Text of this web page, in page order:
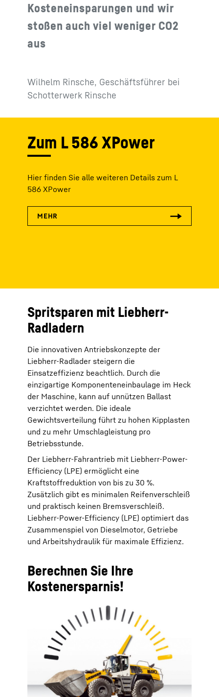
Kosteneinsparungen und wir
stoßen auch viel weniger CO2
aus
Wilhelm Rinsche, Geschäftsführer bei
Schotterwerk Rinsche
Zum L 586 XPower
Hier finden Sie alle weiteren Details zum L
586 XPower
Spritsparen mit Liebherr-
Radladern
Die innovativen Antriebskonzepte der
Liebherr-Radlader steigern die
Einsatzeffizienz beachtlich. Durch die
einzigartige Komponenteneinbaulage im Heck
der Maschine, kann auf unnützen Ballast
verzichtet werden. Die ideale
Gewichtsverteilung führt zu hohen Kipplasten
und zu mehr Umschlagleistung pro
Betriebsstunde.
Der Liebherr-Fahrantrieb mit Liebherr-Power-
Efficiency (LPE) ermöglicht eine
Kraftstoffreduktion von bis zu 30 %.
Zusätzlich gibt es minimalen Reifenverschleiß
und praktisch keinen Bremsverschleiß.
Liebherr-Power-Efficiency (LPE) optimiert das
Zusammenspiel von Dieselmotor, Getriebe
und Arbeitshydraulik für maximale Effizienz.
Berechnen Sie Ihre
Kostenersparnis!